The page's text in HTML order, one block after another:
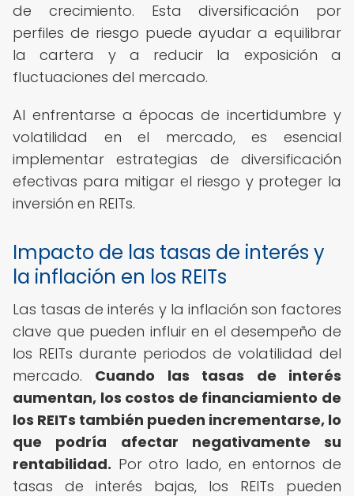
de crecimiento. Esta diversificación por
perfiles de riesgo puede ayudar a equilibrar
la cartera y a reducir la exposición a
fluctuaciones del mercado.
Al enfrentarse a épocas de incertidumbre y
volatilidad en el mercado, es esencial
implementar estrategias de diversificación
efectivas para mitigar el riesgo y proteger la
inversión en REITs.
Impacto de las tasas de interés y
la inflación en los REITs
Las tasas de interés y la inflación son factores
clave que pueden influir en el desempeño de
los REITs durante periodos de volatilidad del
mercado. Cuando las tasas de interés
aumentan, los costos de financiamiento de
los REITs también pueden incrementarse, lo
que podría afectar negativamente su
rentabilidad. Por otro lado, en entornos de
tasas de interés bajas, los REITs pueden